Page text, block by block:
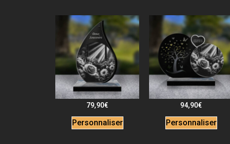
79,90€
Personnaliser
94,90€
Personnaliser